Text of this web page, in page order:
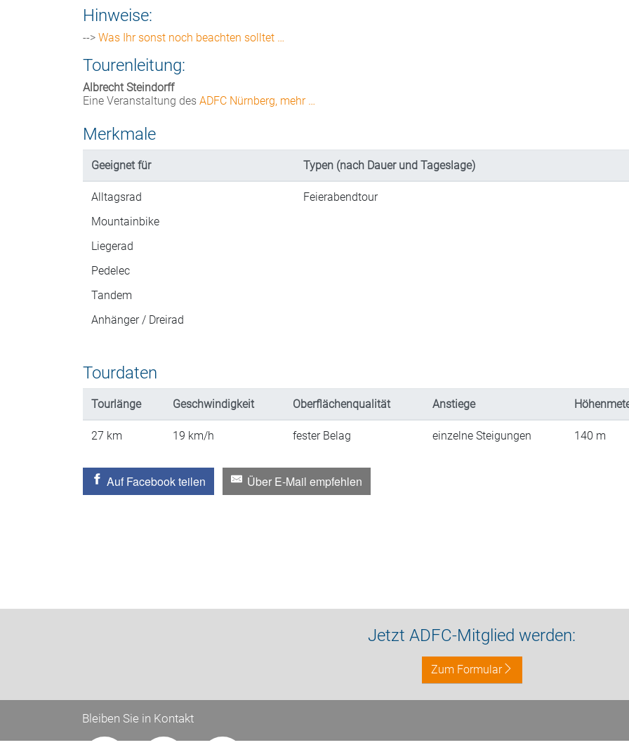
Hinweise:
--> Was Ihr sonst noch beachten solltet …
Tourenleitung:
Albrecht Steindorff
Eine Veranstaltung des ADFC Nürnberg, mehr …
Merkmale
Geeignet für Typen (nach Dauer und Tageslage)
Alltagsrad
Mountainbike
Liegerad
Pedelec
Tandem
Anhänger / Dreirad
Feierabendtour
Tourdaten
Tourlänge Geschwindigkeit Oberflächenqualität Anstiege
27 km 19 km/h fester Belag einzelne Steigungen 140 m
Auf Facebook teilen Über E-Mail empfehlen
Jetzt ADFC-Mitglied werden:
Zum Formular
Bleiben Sie in Kontakt